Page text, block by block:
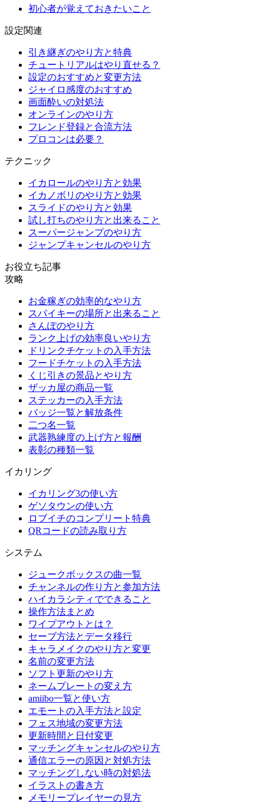
初心者が覚えておきたいこと
設定関連
引き継ぎのやり方と特典
チュートリアルはやり直せる？
設定のおすすめと変更方法
ジャイロ感度のおすすめ
画面酔いの対処法
オンラインのやり方
フレンド登録と合流方法
プロコンは必要？
テクニック
イカロールのやり方と効果
イカノボリのやり方と効果
スライドのやり方と効果
試し打ちのやり方と出来ること
スーパージャンプのやり方
ジャンプキャンセルのやり方
お役立ち記事
攻略
お金稼ぎの効率的なやり方
スパイキーの場所と出来ること
さんぽのやり方
ランク上げの効率良いやり方
ドリンクチケットの入手方法
フードチケットの入手方法
くじ引きの景品とやり方
ザッカ屋の商品一覧
ステッカーの入手方法
バッジ一覧と解放条件
二つ名一覧
武器熟練度の上げ方と報酬
表彰の種類一覧
イカリング
イカリング3の使い方
ゲソタウンの使い方
ロブイチのコンプリート特典
QRコードの読み取り方
システム
ジュークボックスの曲一覧
チャンネルの作り方と参加方法
ハイカラシティでできること
操作方法まとめ
ワイプアウトとは？
セーブ方法とデータ移行
キャラメイクのやり方と変更
名前の変更方法
ソフト更新のやり方
ネームプレートの変え方
amiibo一覧と使い方
エモートの入手方法と設定
フェス地域の変更方法
更新時間と日付変更
マッチングキャンセルのやり方
通信エラーの原因と対処方法
マッチングしない時の対処法
イラストの書き方
メモリープレイヤーの見方